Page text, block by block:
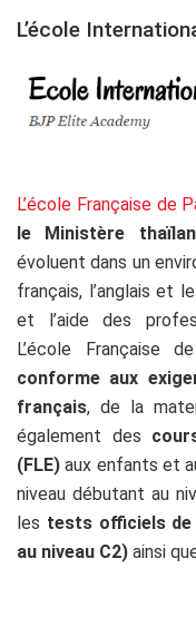
L’école
L’école Française de
le Ministère
évoluent dans un
français, l’anglais et
et l’aide des
L’école Française
conforme aux
français, de la
également des
(FLE) aux enfants et
niveau débutant au
les tests officiels de
au niveau C2) ainsi